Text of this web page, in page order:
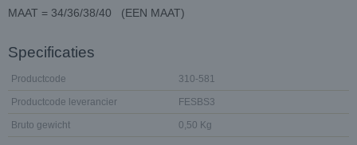
MAAT = 34/36/38/40 (EEN MAAT)
Specificaties
Productcode 310-581
Productcode leverancier FESBS3
Bruto gewicht 0,50 Kg